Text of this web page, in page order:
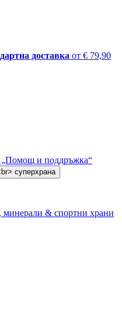
доставка от € 79,90
и поддръжка“
& спортни храни